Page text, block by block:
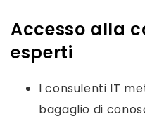
Accesso alla
esperti
I consulenti IT
bagaglio di